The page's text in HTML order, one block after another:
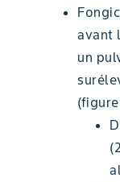
avant
un